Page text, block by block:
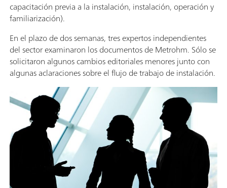
capacitación previa a la instalación, instalación, operación y
familiarización).
En el plazo de dos semanas, tres expertos independientes
del sector examinaron los documentos de Metrohm. Sólo se
solicitaron algunos cambios editoriales menores junto con
algunas aclaraciones sobre el flujo de trabajo de instalación.